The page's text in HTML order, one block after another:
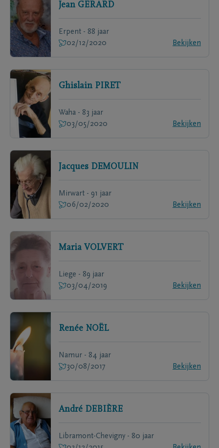
Jean GERARD
Erpent - 88 jaar
02/12/2020
Bekijken
Ghislain PIRET
Waha - 83 jaar
03/05/2020
Bekijken
Jacques DEMOULIN
Mirwart - 91 jaar
06/02/2020
Bekijken
Maria VOLVERT
Liege - 89 jaar
03/04/2019
Bekijken
Renée NOËL
Namur - 84 jaar
30/08/2017
Bekijken
André DEBIÈRE
Libramont-Chevigny - 80 jaar